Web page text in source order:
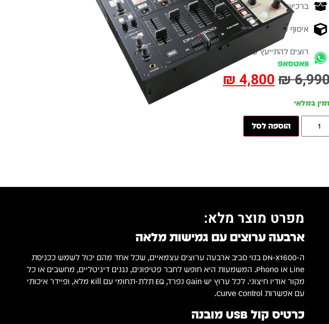
ברכישה מעל 700 ש״ח - המשלוח חינם
איסוף עצמי מהיר - מקוה ישראל 6 ת״א
רוצים להתייעץ עם מומחה לפני הרכישה?שלח לנו
וואטסאפ
₪
₪4,800
במלאי
הוספה לסל
מפרט מוצר מלא:
ארבעה ערוצים עם גמישות מלאה
ה-DN-X1600 בנוי סביב ארבעה ערוצים עצמאיים, שכל אחד מהם יכול לשמש ככניסת
Line או Phono. המשמעות היא חופש לחבר פטיפונים, נגנים דיגיטליים, מחשבים או כל
מקור אודיו חיצוני. לכל ערוץ יש Gain נפרד, EQ תלת-תחומי עם Kill מלא, ופיידר איכותי
עם אפשרות Curve Control.
כרטיס קול USB מובנה